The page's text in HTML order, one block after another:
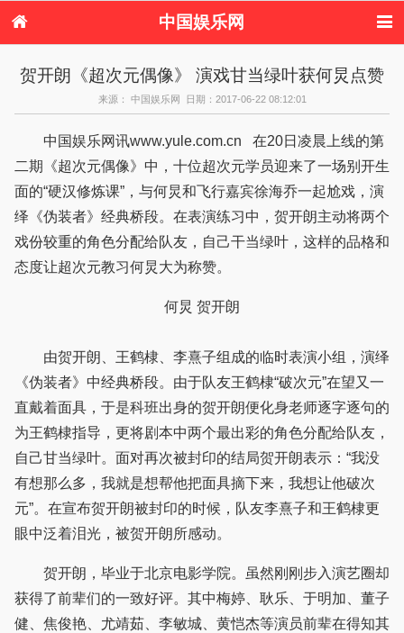
中国娱乐网
港台娱乐
日本娱乐 韩国娱乐
欧美娱乐
音乐新闻 影视新闻
内地明星八卦
港台明星八卦
八卦
娱乐评论
贺开朗《超次元偶像》 演戏甘当绿叶获何炅点赞
来源： 中国娱乐网 日期：2017-06-22 08:12:01
中国娱乐网讯www.yule.com.cn 在20日凌晨上线的第
二期《超次元偶像》中，十位超次元学员迎来了一场别开生
面的“硬汉修炼课”，与何炅和飞行嘉宾徐海乔一起尬戏，演
绎《伪装者》经典桥段。在表演练习中，贺开朗主动将两个
戏份较重的角色分配给队友，自己干当绿叶，这样的品格和
态度让超次元教习何炅大为称赞。
何炅 贺开朗
由贺开朗、王鹤棣、李熹子组成的临时表演小组，演绎
《伪装者》中经典桥段。由于队友王鹤棣“破次元”在望又一
直戴着面具，于是科班出身的贺开朗便化身老师逐字逐句的
为王鹤棣指导，更将剧本中两个最出彩的角色分配给队友，
自己甘当绿叶。面对再次被封印的结局贺开朗表示：“我没
有想那么多，我就是想帮他把面具摘下来，我想让他破次
元”。在宣布贺开朗被封印的时候，队友李熹子和王鹤棣更
眼中泛着泪光，被贺开朗所感动。
贺开朗，毕业于北京电影学院。虽然刚刚步入演艺圈却
获得了前辈们的一致好评。其中梅婷、耿乐、于明加、董子
健、焦俊艳、尤靖茹、李敏城、黄恺杰等演员前辈在得知其